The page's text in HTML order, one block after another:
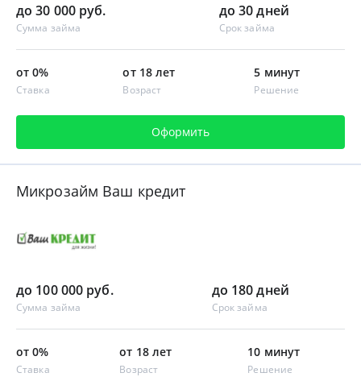
до 30 000 руб.
Сумма займа
до 30 дней
Срок займа
от 0%
Ставка
от 18 лет
Возраст
5 минут
Решение
Оформить
Микрозайм Ваш кредит
до 100 000 руб.
Сумма займа
до 180 дней
Срок займа
от 0%
Ставка
от 18 лет
Возраст
10 минут
Решение